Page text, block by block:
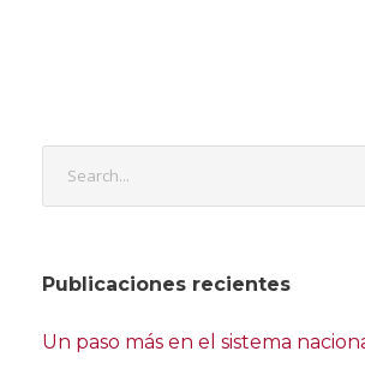
Publicaciones recientes
Un paso más en el sistema